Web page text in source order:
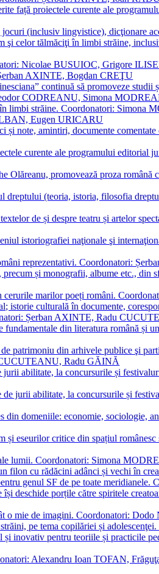
față proiectele curente ale
jocuri (inclusiv lingvistice),
şi celor tălmăciţi în limbi străine,
Nicolae BUSUIOC, Grigore
AXINTE, Bogdan CREŢU
continuă să promoveze
CODREANU, Simona
limbi străine. Coordonatori:
Eugen URICARU
și note, amintiri, documente
curente ale programului
Olăreanu, promovează proza
dreptului (teoria, istoria, filosofia
de și despre teatru și artelor
istoriografiei naţionale şi
reprezentativi. Coordonatori:
și monografii, albume etc., din
cerurile marilor poeți români.
istorie culturală în documente,
Șerban AXINTE, Radu
fundamentale din literatura română
patrimoniu din arhivele publice şi
CUCUTEANU, Radu GĂINĂ
abilitate, la concursurile și
jurii abilitate, la concursurile și
din domeniile: economie, sociologie,
și eseurilor critice din spațiul
lumii. Coordonatori: Simona
filon cu rădăcini adânci și vechi în
genul SF de pe toate
deschide porțile către spiritele
o mie de imagini. Coordonatori:
pe tema copilăriei și
inovativ pentru teoriile și practicile
Alexandru Ioan TOFAN,